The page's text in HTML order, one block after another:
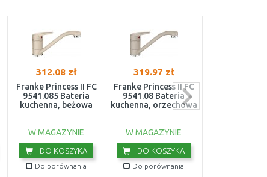
312.08 zł
Franke Princess II FC
9541.085 Bateria
kuchenna, beżowa
115.0470.654
W MAGAZYNIE
DO KOSZYKA
Do porównania
319.97 zł
Franke Princess II FC
9541.08 Bateria
kuchenna, orzechowa
115.0470.653
W MAGAZYNIE
DO KOSZYKA
Do porównania